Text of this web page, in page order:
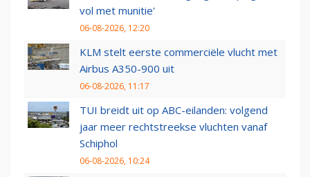
vol met munitie'
06-08-2026, 12:20
KLM stelt eerste commerciële vlucht met
Airbus A350-900 uit
06-08-2026, 11:17
TUI breidt uit op ABC-eilanden: volgend
jaar meer rechtstreekse vluchten vanaf
Schiphol
06-08-2026, 10:24